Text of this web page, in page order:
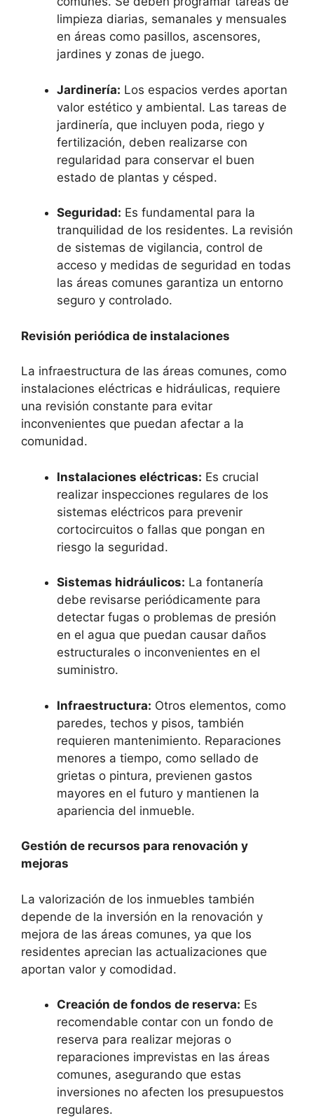
limpieza diarias, semanales y mensuales
en áreas como pasillos, ascensores,
jardines y zonas de juego.
Jardinería: Los espacios verdes aportan
valor estético y ambiental. Las tareas de
jardinería, que incluyen poda, riego y
fertilización, deben realizarse con
regularidad para conservar el buen
estado de plantas y césped.
Seguridad: Es fundamental para la
tranquilidad de los residentes. La revisión
de sistemas de vigilancia, control de
acceso y medidas de seguridad en todas
las áreas comunes garantiza un entorno
seguro y controlado.
Revisión periódica de instalaciones
La infraestructura de las áreas comunes, como
instalaciones eléctricas e hidráulicas, requiere
una revisión constante para evitar
inconvenientes que puedan afectar a la
comunidad.
Instalaciones eléctricas: Es crucial
realizar inspecciones regulares de los
sistemas eléctricos para prevenir
cortocircuitos o fallas que pongan en
riesgo la seguridad.
Sistemas hidráulicos: La fontanería
debe revisarse periódicamente para
detectar fugas o problemas de presión
en el agua que puedan causar daños
estructurales o inconvenientes en el
suministro.
Infraestructura: Otros elementos, como
paredes, techos y pisos, también
requieren mantenimiento. Reparaciones
menores a tiempo, como sellado de
grietas o pintura, previenen gastos
mayores en el futuro y mantienen la
apariencia del inmueble.
Gestión de recursos para renovación y
mejoras
La valorización de los inmuebles también
depende de la inversión en la renovación y
mejora de las áreas comunes, ya que los
residentes aprecian las actualizaciones que
aportan valor y comodidad.
Creación de fondos de reserva: Es
recomendable contar con un fondo de
reserva para realizar mejoras o
reparaciones imprevistas en las áreas
comunes, asegurando que estas
inversiones no afecten los presupuestos
regulares.